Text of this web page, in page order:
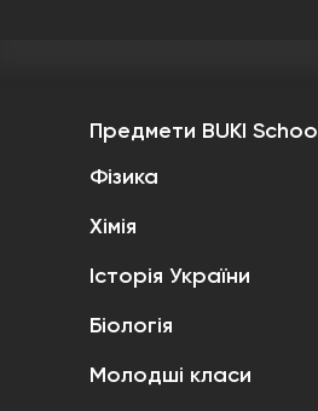
Предмети BUKI School
Фізика
Хімія
Історія України
Біологія
Молодші класи